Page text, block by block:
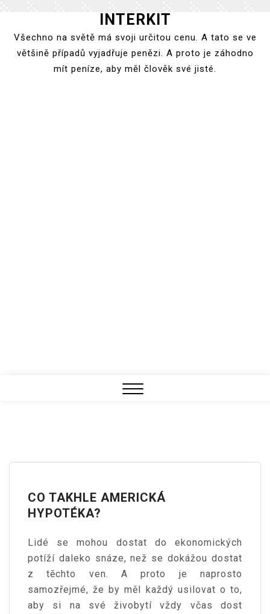
content
INTERKIT
Všechno na světě má svoji určitou cenu. A tato se ve
většině případů vyjadřuje penězi. A proto je záhodno
mít peníze, aby měl člověk své jisté.
CO TAKHLE AMERICKÁ
HYPOTÉKA?
Lidé se mohou dostat do ekonomických
potíží daleko snáze, než se dokážou dostat
z těchto ven. A proto je naprosto
samozřejmé, že by měl každý usilovat o to,
aby si na své živobytí vždy včas dost